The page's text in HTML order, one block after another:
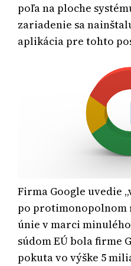
poľa na ploche
zariadenie sa
aplikácia pre tohto
Firma Google uvedie
po protimonopolnom
únie v marci
súdom EÚ bola firme
pokuta vo výške 5